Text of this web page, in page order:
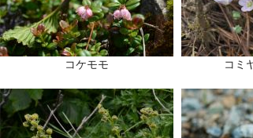
コケモモ コミ